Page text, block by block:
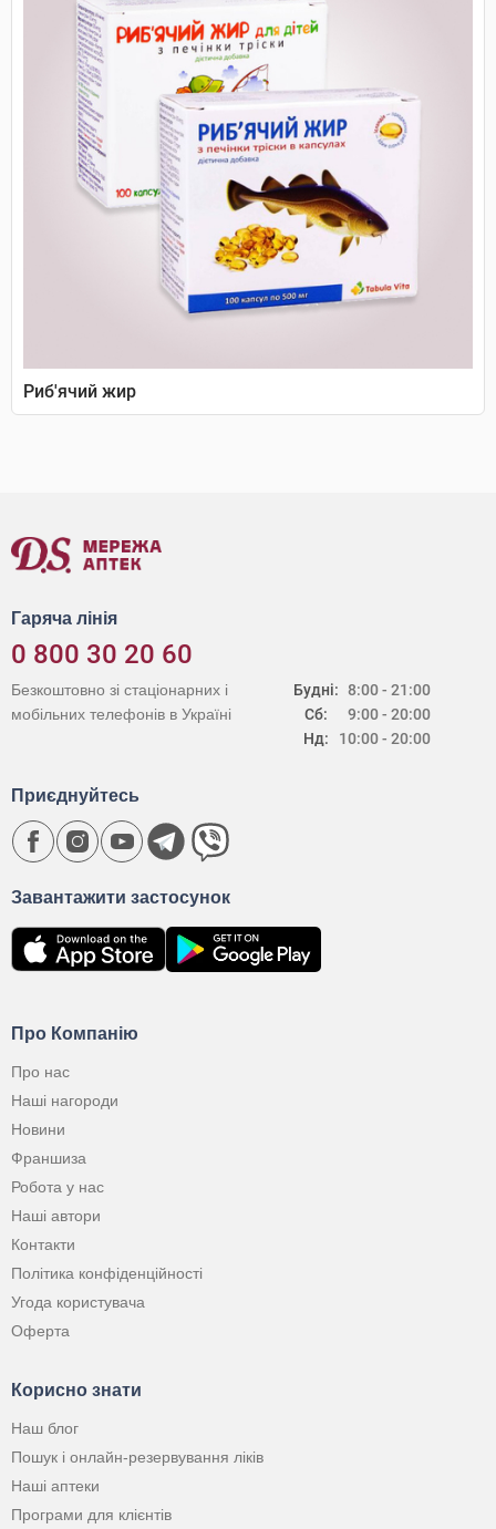
Риб'ячий жир
Гаряча лінія
0 800 30 20 60
Будні:
Сб:
Нд:
8:00 - 21:00
9:00 - 20:00
10:00 - 20:00
Безкоштовно зі стаціонарних і
мобільних телефонів в Україні
Про Компанію
Про нас
Наші нагороди
Новини
Франшиза
Робота у нас
Наші автори
Контакти
Політика конфіденційності
Угода користувача
Оферта
Корисно знати
Наш блог
Пошук і онлайн-резервування ліків
Наші аптеки
Програми для клієнтів
Завантажити застосунок
Приєднуйтесь